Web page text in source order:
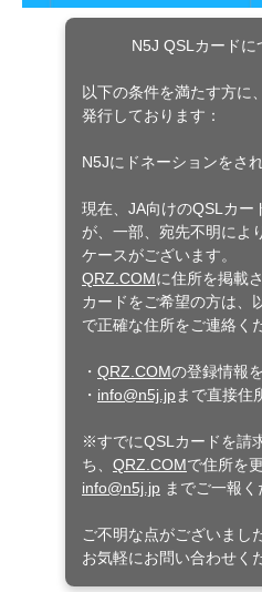
N5J QSLカードに
以下の条件を満たす方に
発行しております：
N5Jにドネーションをさ
現在、JA向けのQSLカー
が、一部、宛先不明によ
ケースがございます。
QRZ.COMに住所を掲載
カードをご希望の方は、
で正確な住所をご連絡く
・ QRZ.COMの登録情報
・ info@n5j.jpまで直接住
※すでにQSLカードを請
ち、 QRZ.COMで住所を
info@n5j.jp までご一報く
ご不明な点がございまし
お気軽にお問い合わせく